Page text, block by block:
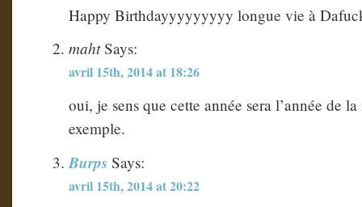
Happy Birthdayyyyyyyyy longue vie à
mahtSays:
avril 15th, 2014 at 18:26
oui, je sens que cette année sera l’année de
exemple.
Burps Says:
avril 15th, 2014 at 20:22